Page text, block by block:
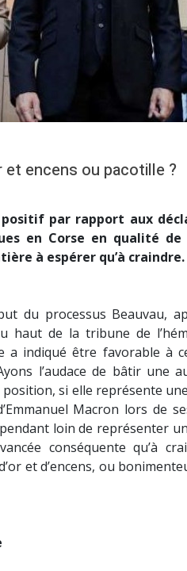
encens ou pacotille ?
positif par rapport aux
en Corse en qualité
à espérer qu’à craindre.
du processus Beauvau,
de la tribune de
a indiqué être favorable à
l’audace de bâtir une
position, si elle représente
Macron lors de
loin de représenter
conséquente qu’à
et d’encens, ou